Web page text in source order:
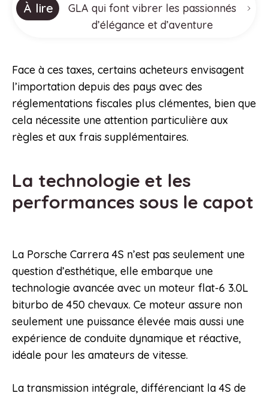
À lire
GLA qui font vibrer les passionnés
d’élégance et d’aventure
Face à ces taxes, certains acheteurs envisagent
l’importation depuis des pays avec des
réglementations fiscales plus clémentes, bien que
cela nécessite une attention particulière aux
règles et aux frais supplémentaires.
La technologie et les
performances sous le capot
La Porsche Carrera 4S n’est pas seulement une
question d’esthétique, elle embarque une
technologie avancée avec un moteur flat-6 3.0L
biturbo de 450 chevaux. Ce moteur assure non
seulement une puissance élevée mais aussi une
expérience de conduite dynamique et réactive,
idéale pour les amateurs de vitesse.
La transmission intégrale, différenciant la 4S de